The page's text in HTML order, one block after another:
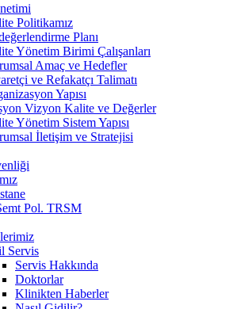
Politikamız
Planı
Yönetim Birimi Çalışanları
Amaç ve Hedefler
ve Refakatçı Talimatı
Yapısı
Vizyon Kalite ve Değerler
Yönetim Sistem Yapısı
İletişim ve Stratejisi
Pol. TRSM
Servis
Servis Hakkında
Doktorlar
Klinikten Haberler